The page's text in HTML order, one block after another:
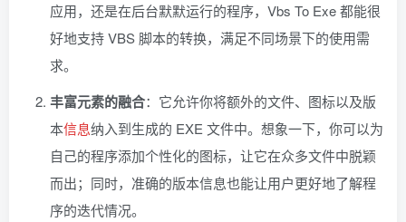
应用，还是在后台默默运行的程序，Vbs To Exe 都能很
好地支持 VBS 脚本的转换，满足不同场景下的使用需
求。
丰富元素的融合：它允许你将额外的文件、图标以及版
本信息纳入到生成的 EXE 文件中。想象一下，你可以为
自己的程序添加个性化的图标，让它在众多文件中脱颖
而出；同时，准确的版本信息也能让用户更好地了解程
序的迭代情况。